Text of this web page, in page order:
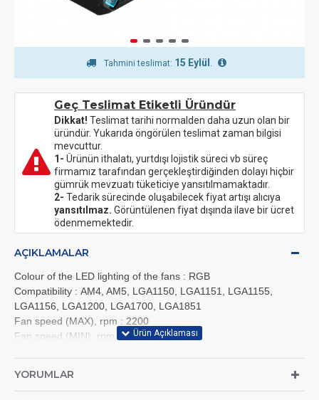
Tahmini teslimat: 15 Eylül
Geç Teslimat Etiketli Üründür
Dikkat! Teslimat tarihi normalden daha uzun olan bir
üründür. Yukarıda öngörülen teslimat zaman bilgisi
mevcuttur.
1- Ürünün ithalatı, yurtdışı lojistik süreci vb süreç
firmamız tarafından gerçekleştirdiğinden dolayı hiçbir
gümrük mevzuatı tüketiciye yansıtılmamaktadır.
2- Tedarik sürecinde oluşabilecek fiyat artışı alıcıya
yansıtılmaz. Görüntülenen fiyat dışında ilave bir ücret
ödenmemektedir.
AÇIKLAMALAR
Colour of the LED lighting of the fans : RGB
Compatibility : AM4, AM5, LGA1150, LGA1151, LGA1155,
LGA1156, LGA1200, LGA1700, LGA1851
Fan speed (MAX), rpm : 2200
Fan speed (MIN), rpm
:500
Pipe length, mm
YORUMLAR